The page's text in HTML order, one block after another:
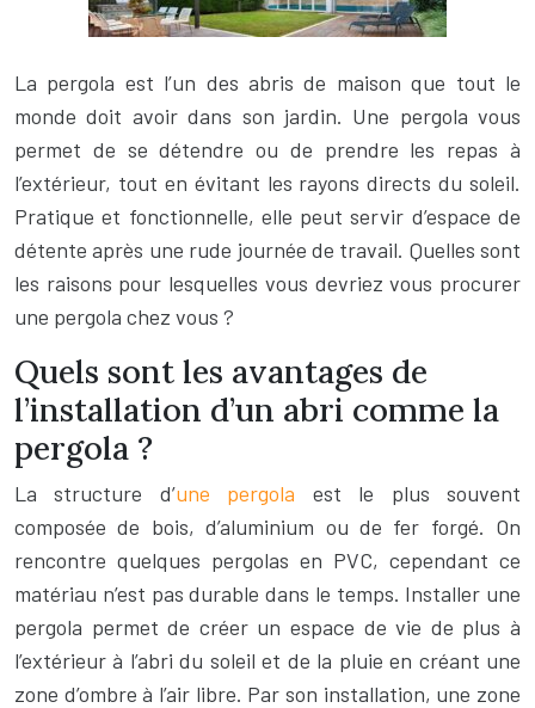
La pergola est l’un des abris de maison que tout le
monde doit avoir dans son jardin. Une pergola vous
permet de se détendre ou de prendre les repas à
l’extérieur, tout en évitant les rayons directs du soleil.
Pratique et fonctionnelle, elle peut servir d’espace de
détente après une rude journée de travail. Quelles sont
les raisons pour lesquelles vous devriez vous procurer
une pergola chez vous ?
Quels sont les avantages de
l’installation d’un abri comme la
pergola ?
La structure d’une pergola est le plus souvent
composée de bois, d’aluminium ou de fer forgé. On
rencontre quelques pergolas en PVC, cependant ce
matériau n’est pas durable dans le temps. Installer une
pergola permet de créer un espace de vie de plus à
l’extérieur à l’abri du soleil et de la pluie en créant une
zone d’ombre à l’air libre. Par son installation, une zone